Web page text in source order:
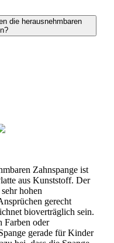
die herausnehmbaren
Zahnspange ist
aus Kunststoff. Der
hohen
gerecht
bioverträglich sein.
Farben oder
gerade für Kinder